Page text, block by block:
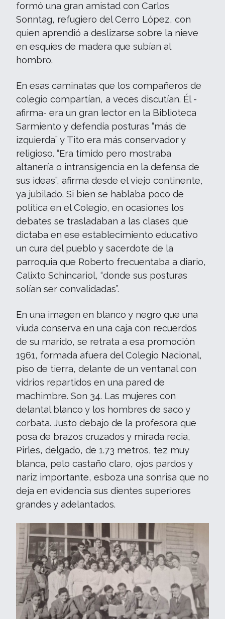
formó una gran amistad con Carlos
Sonntag, refugiero del Cerro López, con
quien aprendió a deslizarse sobre la nieve
en esquíes de madera que subían al
hombro.
En esas caminatas que los compañeros de
colegio compartían, a veces discutían. Él -
afirma- era un gran lector en la Biblioteca
Sarmiento y defendía posturas “más de
izquierda” y Tito era más conservador y
religioso. “Era tímido pero mostraba
altanería o intransigencia en la defensa de
sus ideas”, afirma desde el viejo continente,
ya jubilado. Si bien se hablaba poco de
política en el Colegio, en ocasiones los
debates se trasladaban a las clases que
dictaba en ese establecimiento educativo
un cura del pueblo y sacerdote de la
parroquia que Roberto frecuentaba a diario,
Calixto Schincariol, “donde sus posturas
solían ser convalidadas”.
En una imagen en blanco y negro que una
viuda conserva en una caja con recuerdos
de su marido, se retrata a esa promoción
1961, formada afuera del Colegio Nacional,
piso de tierra, delante de un ventanal con
vidrios repartidos en una pared de
machimbre. Son 34. Las mujeres con
delantal blanco y los hombres de saco y
corbata. Justo debajo de la profesora que
posa de brazos cruzados y mirada recia,
Pirles, delgado, de 1.73 metros, tez muy
blanca, pelo castaño claro, ojos pardos y
nariz importante, esboza una sonrisa que no
deja en evidencia sus dientes superiores
grandes y adelantados.